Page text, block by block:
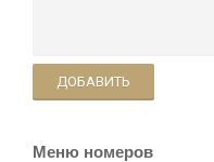
ДОБАВИТЬ
Меню номеров